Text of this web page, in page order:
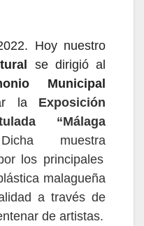
2. Hoy nuestro
se dirigióal
Municipal
la Exposición
“Málaga
Dicha muestra
los principales
malagueña
através de
de artistas.